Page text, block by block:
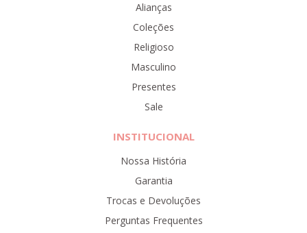
Alianças
Coleções
Religioso
Masculino
Presentes
Sale
INSTITUCIONAL
Nossa História
Garantia
Trocas e Devoluções
Perguntas Frequentes